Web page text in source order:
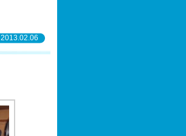
2013.02.06